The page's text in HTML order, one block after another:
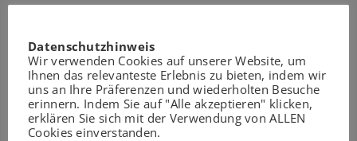
Datenschutzhinweis
Wir verwenden Cookies auf unserer Website, um
Ihnen das relevanteste Erlebnis zu bieten, indem wir
uns an Ihre Präferenzen und wiederholten Besuche
erinnern. Indem Sie auf "Alle akzeptieren" klicken,
erklären Sie sich mit der Verwendung von ALLEN
Cookies einverstanden.